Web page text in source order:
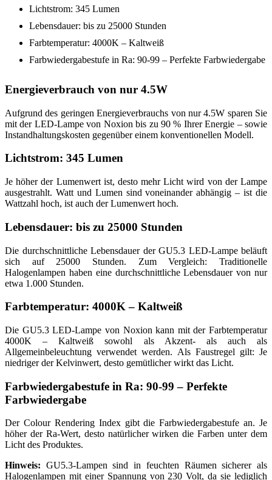
Lichtstrom: 345 Lumen
Lebensdauer: bis zu 25000 Stunden
Farbtemperatur: 4000K – Kaltweiß
Farbwiedergabestufe in Ra: 90-99 – Perfekte Farbwiedergabe
Energieverbrauch von nur 4.5W
Aufgrund des geringen Energieverbrauchs von nur 4.5W sparen Sie
mit der LED-Lampe von Noxion bis zu 90 % Ihrer Energie – sowie
Instandhaltungskosten gegenüber einem konventionellen Modell.
Lichtstrom: 345 Lumen
Je höher der Lumenwert ist, desto mehr Licht wird von der Lampe
ausgestrahlt. Watt und Lumen sind voneinander abhängig – ist die
Wattzahl hoch, ist auch der Lumenwert hoch.
Lebensdauer: bis zu 25000 Stunden
Die durchschnittliche Lebensdauer der GU5.3 LED-Lampe beläuft
sich auf 25000 Stunden. Zum Vergleich: Traditionelle
Halogenlampen haben eine durchschnittliche Lebensdauer von nur
etwa 1.000 Stunden.
Farbtemperatur: 4000K – Kaltweiß
Die GU5.3 LED-Lampe von Noxion kann mit der Farbtemperatur
4000K – Kaltweiß sowohl als Akzent- als auch als
Allgemeinbeleuchtung verwendet werden. Als Faustregel gilt: Je
niedriger der Kelvinwert, desto gemütlicher wirkt das Licht.
Farbwiedergabestufe in Ra: 90-99 – Perfekte
Farbwiedergabe
Der Colour Rendering Index gibt die Farbwiedergabestufe an. Je
höher der Ra-Wert, desto natürlicher wirken die Farben unter dem
Licht des Produktes.
Hinweis: GU5.3-Lampen sind in feuchten Räumen sicherer als
Halogenlampen mit einer Spannung von 230 Volt, da sie lediglich